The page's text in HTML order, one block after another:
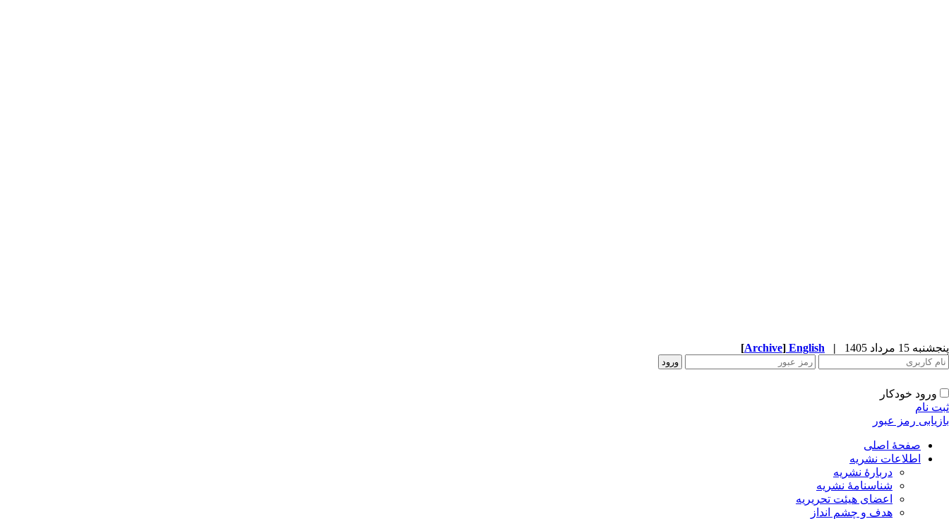
پنجشنبه 15 مرداد 1405 |
English
[Archive]
ورود خودکار
ثبت نام
بازیابی رمز عبور
صفحۀ اصلی
اطلاعات نشریه
دربارۀ نشریه
شناسنامۀ نشریه
اعضای هیئت تحریریه
هدف و چشم انداز